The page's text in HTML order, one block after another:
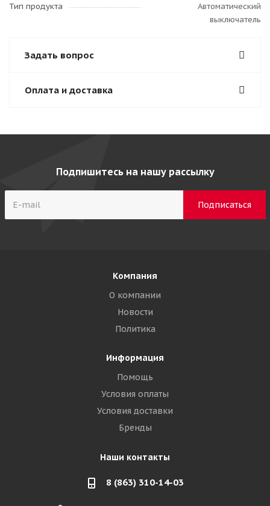
Тип продукта
Автоматический
выключатель
Задать вопрос
Оплата и доставка
Подпишитесь на нашу рассылку
Компания
О компании
Новости
Политика
Информация
Помощь
Условия оплаты
Условия доставки
Бренды
Наши контакты
8 (863) 310-14-03